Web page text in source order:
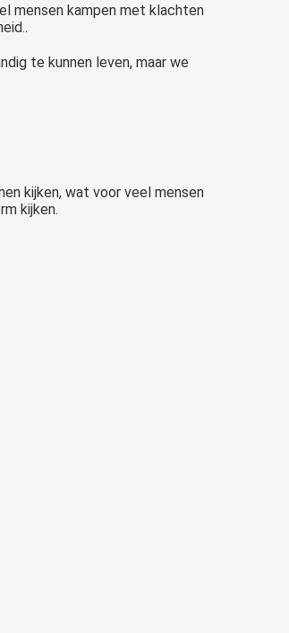
mensen kampen met klachten
te kunnen leven, maar we
kijken, wat voor veel mensen
kijken.